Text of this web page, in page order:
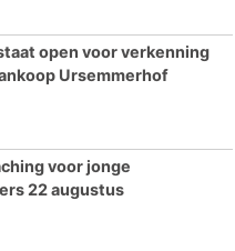
open voor verkenning
Ursemmerhof
voor jonge
22 augustus